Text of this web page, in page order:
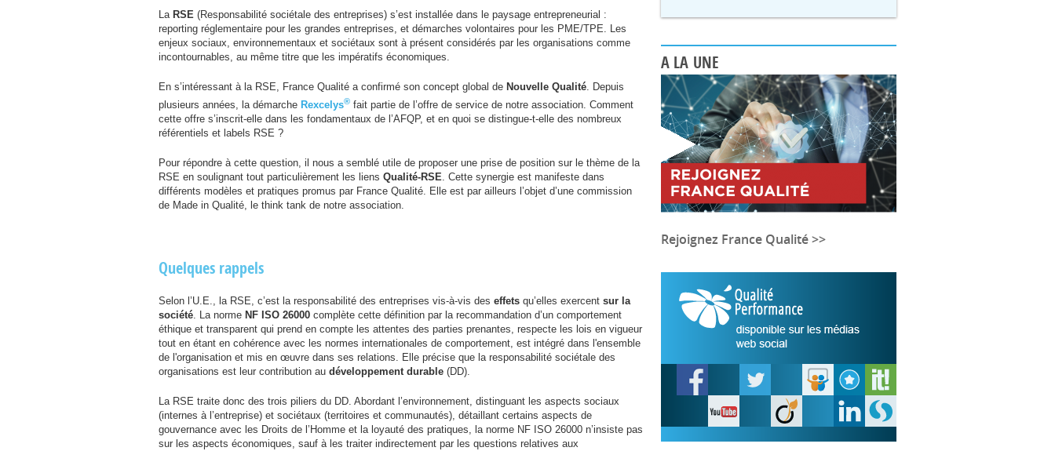
La RSE (Responsabilité sociétale des entreprises) s’est installée dans le paysage entrepreneurial :
reporting réglementaire pour les grandes entreprises, et démarches volontaires pour les PME/TPE. Les
enjeux sociaux, environnementaux et sociétaux sont à présent considérés par les organisations comme
incontournables, au même titre que les impératifs économiques.
En s’intéressant à la RSE, France Qualité a confirmé son concept global de Nouvelle Qualité. Depuis
plusieurs années, la démarche Rexcelys® fait partie de l’offre de service de notre association. Comment
cette offre s’inscrit-elle dans les fondamentaux de l’AFQP, et en quoi se distingue-t-elle des nombreux
référentiels et labels RSE ?
Pour répondre à cette question, il nous a semblé utile de proposer une prise de position sur le thème de la
RSE en soulignant tout particulièrement les liens Qualité-RSE. Cette synergie est manifeste dans
différents modèles et pratiques promus par France Qualité. Elle est par ailleurs l’objet d’une commission
de Made in Qualité, le think tank de notre association.
Quelques rappels
Selon l’U.E., la RSE, c’est la responsabilité des entreprises vis-à-vis des effets qu’elles exercent sur la
société. La norme NF ISO 26000 complète cette définition par la recommandation d’un comportement
éthique et transparent qui prend en compte les attentes des parties prenantes, respecte les lois en vigueur
tout en étant en cohérence avec les normes internationales de comportement, est intégré dans l'ensemble
de l'organisation et mis en œuvre dans ses relations. Elle précise que la responsabilité sociétale des
organisations est leur contribution au développement durable (DD).
La RSE traite donc des trois piliers du DD. Abordant l’environnement, distinguant les aspects sociaux
(internes à l’entreprise) et sociétaux (territoires et communautés), détaillant certains aspects de
gouvernance avec les Droits de l’Homme et la loyauté des pratiques, la norme NF ISO 26000 n’insiste pas
sur les aspects économiques, sauf à les traiter indirectement par les questions relatives aux
A LA UNE
Rejoignez France Qualité >>